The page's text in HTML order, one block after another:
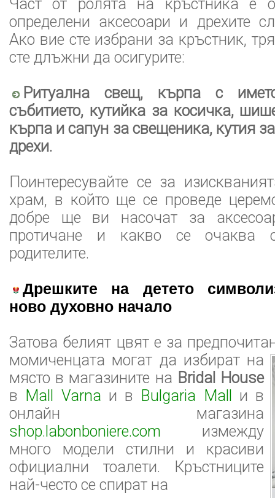
Част от ролята на кръстника е
определени аксесоари и дрехите
Ако вие сте избрани за кръстник,
сте длъжни да осигурите:
Ритуална свещ, кърпа с
събитието, кутийка за косичка,
кърпа и сапун за свещеника, кутия
дрехи.
Поинтересувайте се за
храм, в който ще се проведе
добре ще ви насочат за
протичане и какво се очаква
родителите.
Дрешките на детето
ново духовно начало
Затова белият цвят е за
момиченцата могат да избират на
място в магазините на Bridal House
в
Mall Varna и в Bulgaria Mall
и в
онлайн магазина
shop.labonboniere.com измежду
много модели стилни и красиви
официални тоалети. Кръстниците
най-често се спират на